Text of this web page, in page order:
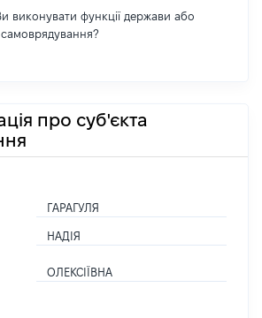
виконувати функції держави або
про суб'єкта
ГАРАГУЛЯ
НАДІЯ
ОЛЕКСІЇВНА